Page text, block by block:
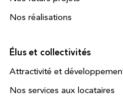
Nos réalisations
Élus et collectivités
Attractivité et
Nos services aux locataires